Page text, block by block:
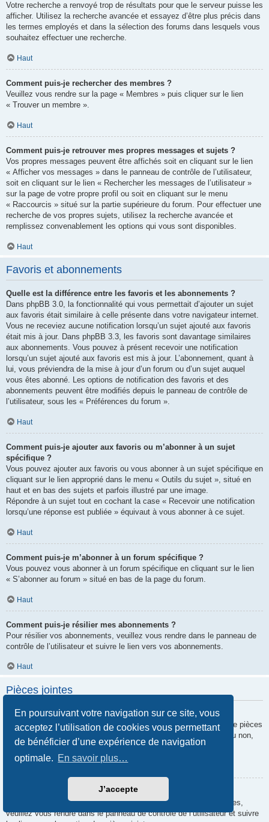
En poursuivant votre navigation sur ce site, vous
acceptez l’utilisation de cookies vous permettant
de bénéficier d’une expérience de navigation
optimale. En savoir plus…
J’accepte
Votre recherche a renvoyé trop de résultats pour que le serveur puisse les
afficher. Utilisez la recherche avancée et essayez d’être plus précis dans
les termes employés et dans la sélection des forums dans lesquels vous
souhaitez effectuer une recherche.
Haut
Comment puis-je rechercher des membres ?
Veuillez vous rendre sur la page « Membres » puis cliquer sur le lien
« Trouver un membre ».
Haut
Comment puis-je retrouver mes propres messages et sujets ?
Vos propres messages peuvent être affichés soit en cliquant sur le lien
« Afficher vos messages » dans le panneau de contrôle de l’utilisateur,
soit en cliquant sur le lien « Rechercher les messages de l’utilisateur »
sur la page de votre propre profil ou soit en cliquant sur le menu
« Raccourcis » situé sur la partie supérieure du forum. Pour effectuer une
recherche de vos propres sujets, utilisez la recherche avancée et
remplissez convenablement les options qui vous sont disponibles.
Haut
Favoris et abonnements
Quelle est la différence entre les favoris et les abonnements ?
Dans phpBB 3.0, la fonctionnalité qui vous permettait d’ajouter un sujet
aux favoris était similaire à celle présente dans votre navigateur internet.
Vous ne receviez aucune notification lorsqu’un sujet ajouté aux favoris
était mis à jour. Dans phpBB 3.3, les favoris sont davantage similaires
aux abonnements. Vous pouvez à présent recevoir une notification
lorsqu’un sujet ajouté aux favoris est mis à jour. L’abonnement, quant à
lui, vous préviendra de la mise à jour d’un forum ou d’un sujet auquel
vous êtes abonné. Les options de notification des favoris et des
abonnements peuvent être modifiés depuis le panneau de contrôle de
l’utilisateur, sous les « Préférences du forum ».
Haut
Comment puis-je ajouter aux favoris ou m’abonner à un sujet
spécifique ?
Vous pouvez ajouter aux favoris ou vous abonner à un sujet spécifique en
cliquant sur le lien approprié dans le menu « Outils du sujet », situé en
haut et en bas des sujets et parfois illustré par une image.
Répondre à un sujet tout en cochant la case « Recevoir une notification
lorsqu’une réponse est publiée » équivaut à vous abonner à ce sujet.
Haut
Comment puis-je m’abonner à un forum spécifique ?
Vous pouvez vous abonner à un forum spécifique en cliquant sur le lien
« S’abonner au forum » situé en bas de la page du forum.
Haut
Comment puis-je résilier mes abonnements ?
Pour résilier vos abonnements, veuillez vous rendre dans le panneau de
contrôle de l’utilisateur et suivre le lien vers vos abonnements.
Haut
Pièces jointes
Quelles pièces jointes sont autorisées sur ce forum ?
Chaque administrateur peut autoriser ou interdire certains types de pièces
jointes. Si vous n’êtes pas certain de savoir ce qui est autorisé ou non,
nous vous invitons à contacter un administrateur du forum.
Comment puis-je retrouver toutes mes pièces jointes ?
Pour retrouver la liste des pièces jointes que vous avez transférées,
veuillez vous rendre dans le panneau de contrôle de l’utilisateur et suivre